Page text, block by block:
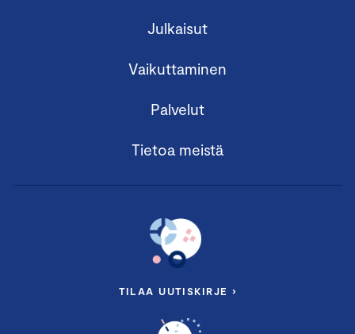
Julkaisut
Vaikuttaminen
Palvelut
Tietoa meistä
TILAA UUTISKIRJE ›